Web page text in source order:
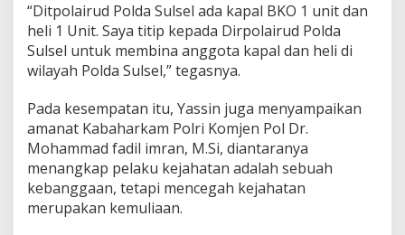
“Ditpolairud Polda Sulsel ada kapal BKO 1 unit dan
heli 1 Unit. Saya titip kepada Dirpolairud Polda
Sulsel untuk membina anggota kapal dan heli di
wilayah Polda Sulsel,” tegasnya.
Pada kesempatan itu, Yassin juga menyampaikan
amanat Kabaharkam Polri Komjen Pol Dr.
Mohammad fadil imran, M.Si, diantaranya
menangkap pelaku kejahatan adalah sebuah
kebanggaan, tetapi mencegah kejahatan
merupakan kemuliaan.